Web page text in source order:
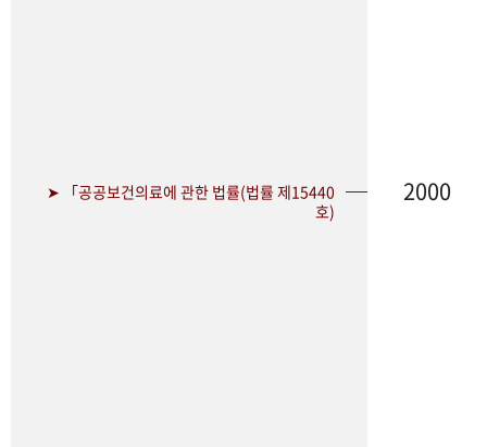
➤ 「공공보건의료에 관한 법률(법률 제15440
호)
2000